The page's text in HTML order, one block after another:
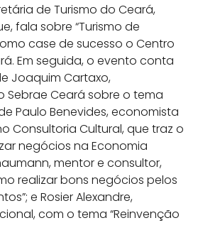
de Turismo do Ceará,
fala sobre “Turismo de
case de sucesso o Centro
Em seguida, o evento conta
Joaquim Cartaxo,
Sebrae Ceará sobre o tema
Paulo Benevides, economista
Consultoria Cultural, que traz o
negócios na Economia
mentor e consultor,
realizar bons negócios pelos
e Rosier Alexandre,
com o tema “Reinvenção